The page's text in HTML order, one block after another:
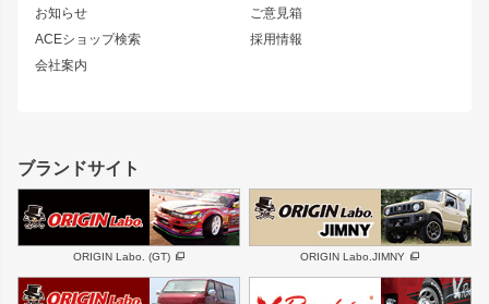
お知らせ
ACEショップ検索
会社案内
ご意見箱
採用情報
シルエイティ
キャラバン
スズキ
GS350
SC
スバル 三菱
デリカ D:5
軽自動車 汎用
ホイール
MUD-S7
MUD-SR7
まつど家 鉄漢
ボンネット
フェンダー
サイドパーツ
リアゲート
メンテナンスパーツ
ハイエースパーツ
ホイール
ブランドサイト
ORIGIN Labo. (GT) ORIGIN Labo.JIMNY